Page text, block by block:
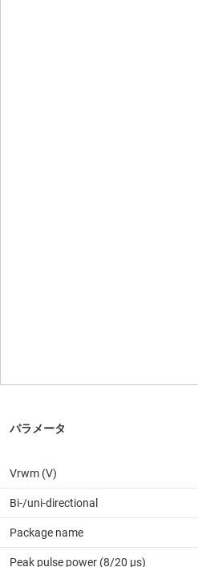
Vrwm (V)
Bi-/uni-directional
Package name
Peak pulse power (8/20 μs)